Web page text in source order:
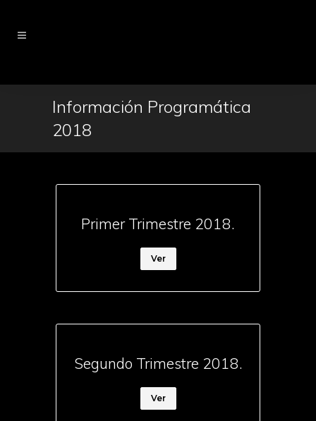
Información Programática
2018
Primer Trimestre 2018.
Ver
Segundo Trimestre 2018.
Ver